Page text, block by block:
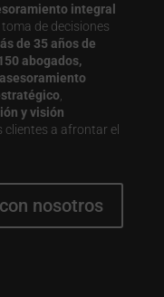
integral
de decisiones
de 35 años de
abogados,
asesoramiento
y visión
a afrontar el
nosotros